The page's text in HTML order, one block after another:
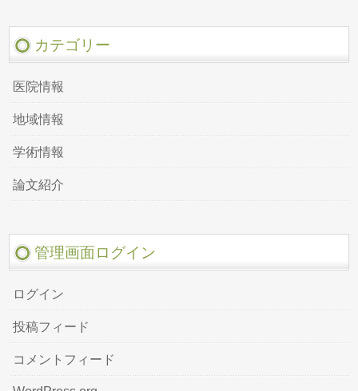
カテゴリー
医院情報
地域情報
学術情報
論文紹介
管理画面ログイン
ログイン
投稿フィード
コメントフィード